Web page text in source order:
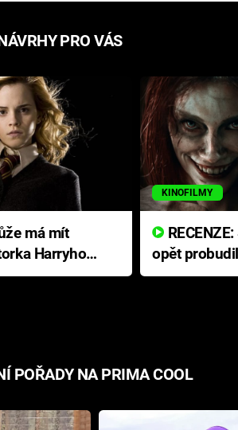
PRO VÁS
má mít
Harryho
ráznou
KINOFILMY
opět
přichází s
POŘADY NA PRIMA COOL